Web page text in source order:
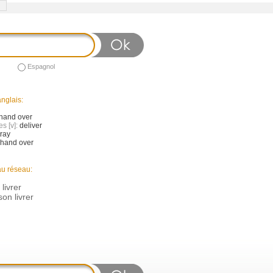
Espagnol
over
[v]: deliver
hand over
réseau:
livrer
livrer